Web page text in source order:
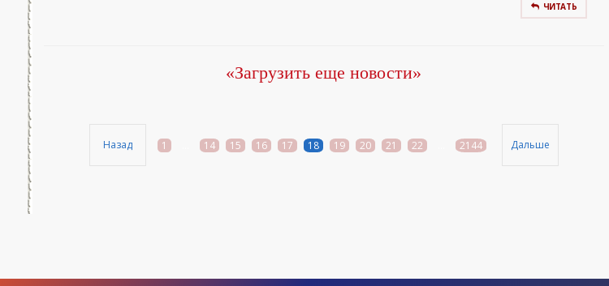
ЧИТАТЬ
«Загрузить еще новости»
Назад 1 14 15 16 17 18 19 20 21 22 2144 Дальше